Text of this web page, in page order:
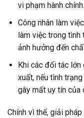
vi phạm hành chính.
Công nhân làm
làm việc trong tình
ảnh hưởng đến
Khi các đối tác lớn
xuất, nếu tình
gây mất uy tín của
Chính vì thế, giải